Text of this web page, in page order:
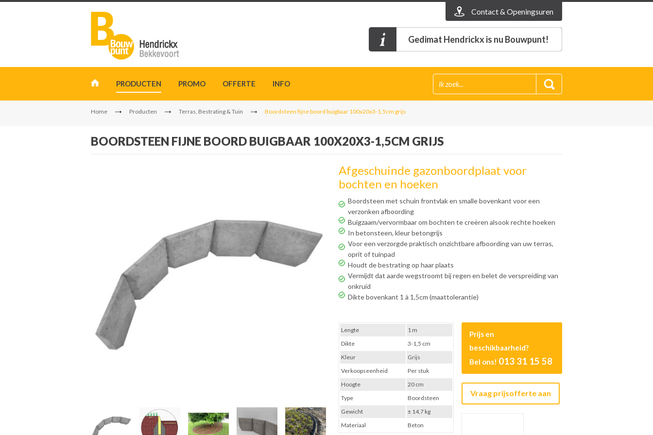
Contact & Openingsuren
Gedimat Hendrickx is nu Bouwpunt!
PRODUCTEN PROMO OFFERTE INFO
Home Producten Terras, Bestrating & Tuin Boordsteen fijne boord buigbaar 100x20x3-1,5cm grijs
BOORDSTEEN FIJNE BOORD BUIGBAAR 100X20X3-1,5CM GRIJS
Afgeschuinde gazonboordplaat voor
bochten en hoeken
Boordsteen met schuin frontvlak en smalle bovenkant voor een
verzonken afboording
Buigzaam/vervormbaar om bochten te creëren alsook rechte hoeken
In betonsteen, kleur betongrijs
Voor een verzorgde praktisch onzichtbare afboording van uw terras,
oprit of tuinpad
Houdt de bestrating op haar plaats
Vermijdt dat aarde wegstroomt bij regen en belet de verspreiding van
onkruid
Dikte bovenkant 1 à 1,5cm (maattolerantie)
Prijs en
beschikbaarheid?
Bel ons! 013 31 15 58
Vraag prijsofferte aan
Lengte
1 m
Dikte
3-1,5 cm
Kleur
Grijs
Verkoopseenheid
Per stuk
Hoogte
20 cm
Type
Boordsteen
Gewicht
± 14,7 kg
Materiaal
Beton